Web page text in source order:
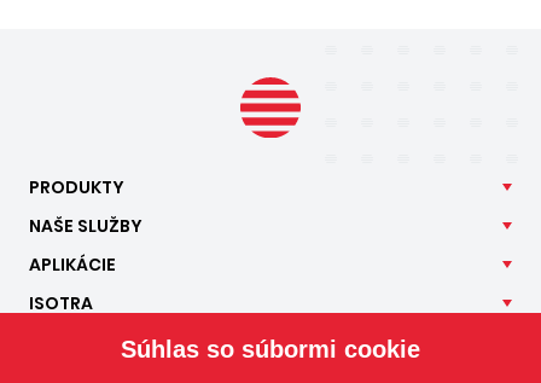
PRODUKTY
NAŠE SLUŽBY
APLIKÁCIE
ISOTRA
Súhlas so súbormi cookie